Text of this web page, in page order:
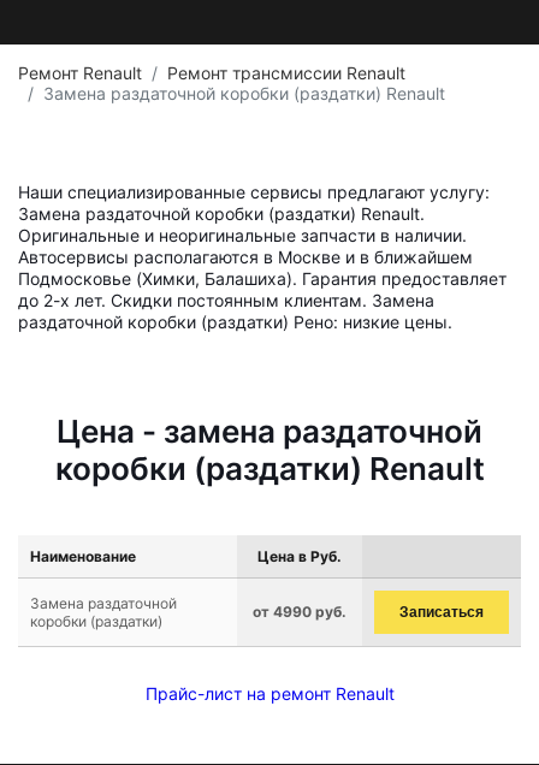
Ремонт Renault
Ремонт трансмиссии Renault
Замена раздаточной коробки (раздатки) Renault
Наши специализированные сервисы предлагают услугу:
Замена раздаточной коробки (раздатки) Renault.
Оригинальные и неоригинальные запчасти в наличии.
Автосервисы располагаются в Москве и в ближайшем
Подмосковье (Химки, Балашиха). Гарантия предоставляет
до 2-х лет. Скидки постоянным клиентам. Замена
раздаточной коробки (раздатки) Рено: низкие цены.
Цена - замена раздаточной
коробки (раздатки) Renault
Наименование Цена в Руб.
Замена раздаточной
коробки (раздатки)
от 4990 руб. Записаться
Прайс-лист на ремонт Renault